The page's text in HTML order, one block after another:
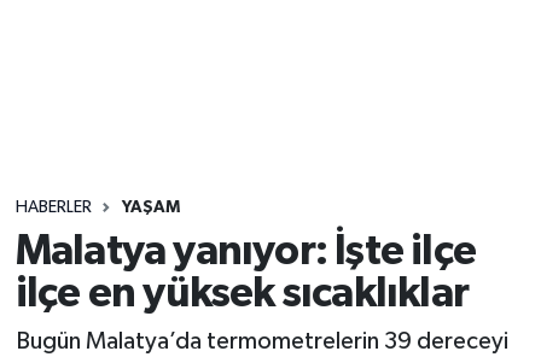
HABERLER YAŞAM
Malatya yanıyor: İşte ilçe
ilçe en yüksek sıcaklıklar
Bugün Malatya’da termometrelerin 39 dereceyi
Yaşam